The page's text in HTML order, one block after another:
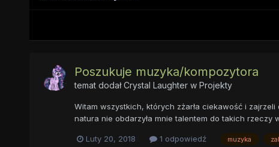
Poszukuje muzyka/kompozytora
temat dodałCrystal Laughterw Projekty
Witam wszystkich, których zżarła ciekawość i
natura nie obdarzyła mnie talentem do takich rzeczy
Luty 20, 2018 1 odpowiedź muzyka